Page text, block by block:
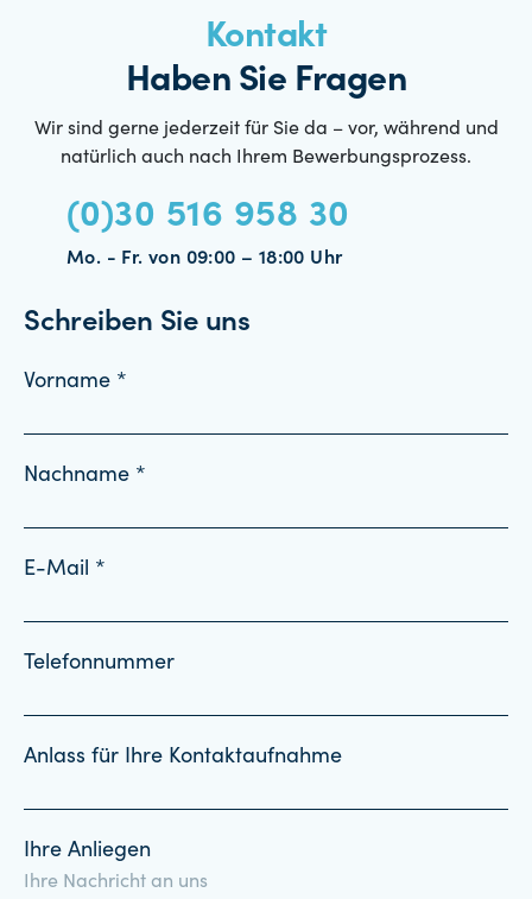
Kontakt
Haben Sie Fragen
Wir sind gerne jederzeit für Sie da – vor, während und
natürlich auch nach Ihrem Bewerbungsprozess.
(0)30 516 958 30
Mo. - Fr. von 09:00 – 18:00 Uhr
Schreiben Sie uns
Vorname *
Nachname *
E-Mail *
Telefonnummer
Anlass für Ihre Kontaktaufnahme
Ihre Anliegen